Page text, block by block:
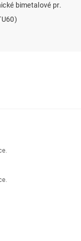
bimetalové pr.